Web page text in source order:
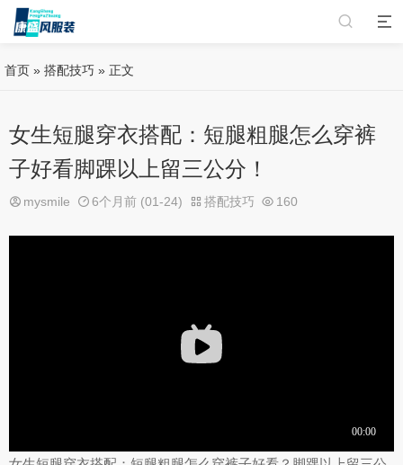
首页 » 搭配技巧 » 正文
女生短腿穿衣搭配：短腿粗腿怎么穿裤
子好看脚踝以上留三公分！
mysmile 6个月前 (01-24) 搭配技巧 160